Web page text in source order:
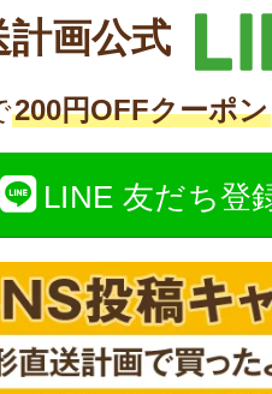
計画公式
200円OFFクーポン
LINE 友だち登